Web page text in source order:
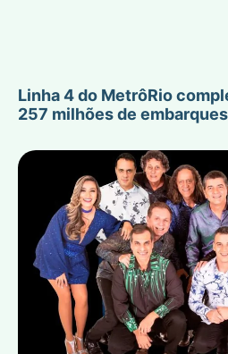
Linha 4 do MetrôRio
257 milhões de embarques